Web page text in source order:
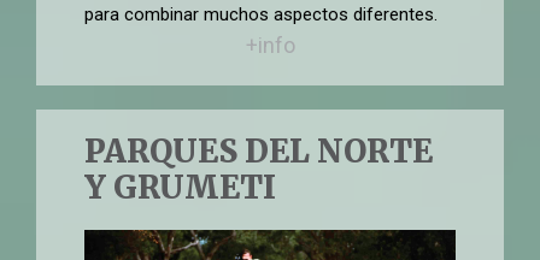
para combinar muchos aspectos diferentes.
+info
PARQUES DEL NORTE
Y GRUMETI